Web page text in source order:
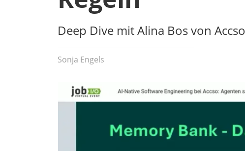
Deep Dive mit Alina Bos von
Sonja Engels